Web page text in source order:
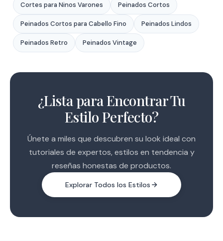
Cortes para Ninos Varones Peinados Cortos
Peinados Cortos para Cabello Fino Peinados Lindos
Peinados Retro Peinados Vintage
¿Lista para Encontrar Tu
Estilo Perfecto?
Únete a miles que descubren su look ideal con
tutoriales de expertos, estilos en tendencia y
reseñas honestas de productos.
Explorar Todos los Estilos